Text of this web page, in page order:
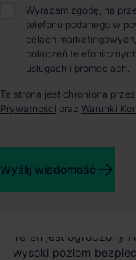
EQT Exeter Park
kompleks
92. Jego atutem jest
komunikacyjnych:
Północ" na trasie
autostradzie A2.
manewrowanie: Place
Teren jest ogrodzony
wysoki poziom
Wyrażam zgodę, na
telefonu podanego w
celach
połączeń
usługach i promocjach.
Ta strona jest chroniona
Prywatności oraz Warunki
Wyślij wiadomość